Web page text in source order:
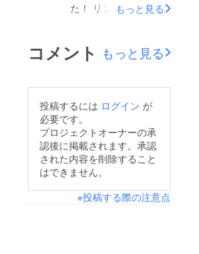
た！ リンクを載せて
https://shinagawa.keiz
ai.biz/headline/photo/2
もっと見る
コメント もっと見る
投稿するには ログイン が
必要です。
プロジェクトオーナーの承
認後に掲載されます。承認
された内容を削除すること
はできません。
※投稿する際の注意点